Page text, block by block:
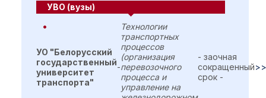
УВО (вузы)
УО "Белорусский
государственный
университет
транспорта"
-
Технологии
транспортных
процессов
(организация
перевозочного
процесса и
управление на
- заочная
сокращенный
срок -